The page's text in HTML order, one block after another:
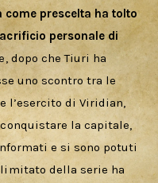
come prescelta ha tolto
personale di
dopo che Tiuri ha
uno scontro tra le
l’esercito di Viridian,
conquistare la capitale,
e si sono potuti
limitato della serie ha